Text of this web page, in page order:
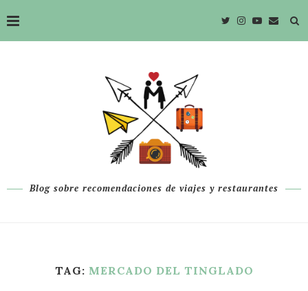
Blog sobre recomendaciones de viajes y restaurantes
TAG: MERCADO DEL TINGLADO